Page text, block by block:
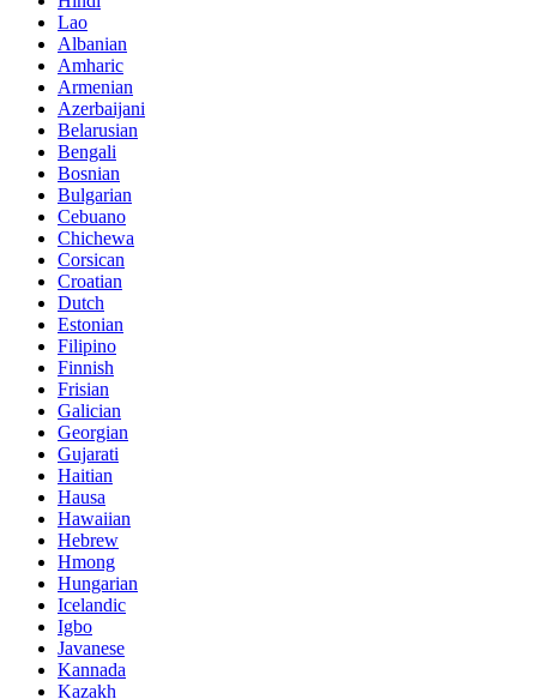
Lao
Albanian
Amharic
Armenian
Azerbaijani
Belarusian
Bengali
Bosnian
Bulgarian
Cebuano
Chichewa
Corsican
Croatian
Dutch
Estonian
Filipino
Finnish
Frisian
Galician
Georgian
Gujarati
Haitian
Hausa
Hawaiian
Hebrew
Hmong
Hungarian
Icelandic
Igbo
Javanese
Kannada
Kazakh